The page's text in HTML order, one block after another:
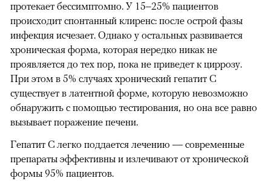
протекает бессимптомно. У 15–25% пациентов
происходит спонтанный клиренс: после острой фазы
инфекция исчезает. Однако у остальных развивается
хроническая форма, которая нередко никак не
проявляется до тех пор, пока не приведет к циррозу.
При этом в 5% случаях хронический гепатит C
существует в латентной форме, которую невозможно
обнаружить с помощью тестирования, но она все равно
вызывает поражение печени.
Гепатит C легко поддается лечению — современные
препараты эффективны и излечивают от хронической
формы 95% пациентов.